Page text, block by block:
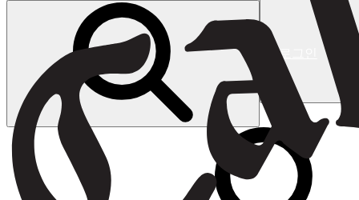
로그인
장바구니